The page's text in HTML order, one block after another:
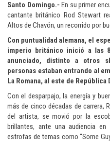
Santo Domingo.- En su primer
cantante británico Rod Stewart
Altos de Chavón, un recorrido por
Con puntualidad alemana, el
imperio británico inició a las
anunciado, distinto a otros
personas estaban entrando al
La Romana, al este de República
Con el desparpajo, la energía y
más de cinco décadas de carrera,
del artista, se movió por la
brillantes, ante una audiencia
estrofas de temas como “Some